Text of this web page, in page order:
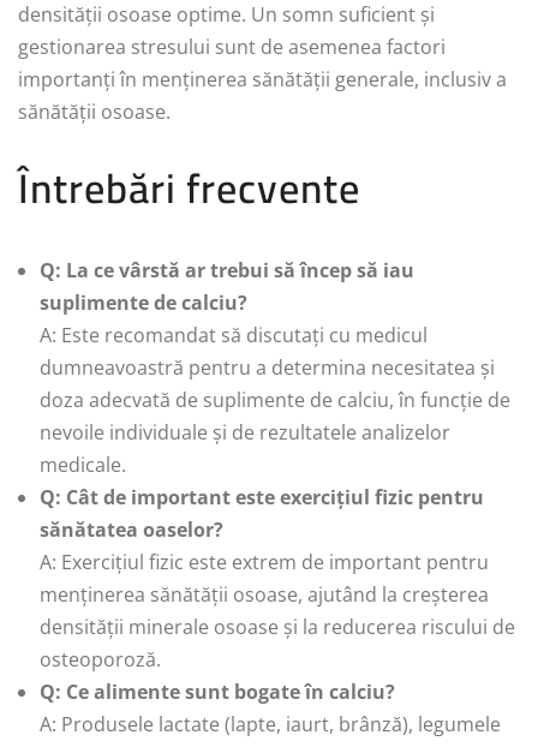
densității osoase optime. Un somn suficient și
gestionarea stresului sunt de asemenea factori
importanți în menținerea sănătății generale, inclusiv a
sănătății osoase.
Întrebări frecvente
Q: La ce vârstă ar trebui să încep să iau
suplimente de calciu?
A: Este recomandat să discutați cu medicul
dumneavoastră pentru a determina necesitatea și
doza adecvată de suplimente de calciu, în funcție de
nevoile individuale și de rezultatele analizelor
medicale.
Q: Cât de important este exercițiul fizic pentru
sănătatea oaselor?
A: Exercițiul fizic este extrem de important pentru
menținerea sănătății osoase, ajutând la creșterea
densității minerale osoase și la reducerea riscului de
osteoporoză.
Q: Ce alimente sunt bogate în calciu?
A: Produsele lactate (lapte, iaurt, brânză), legumele